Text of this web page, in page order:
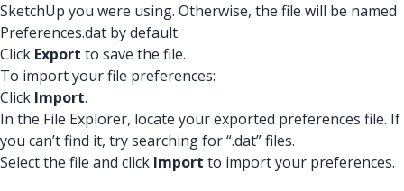
SketchUp you were using. Otherwise, the file will be named
Preferences.dat by default.
Click Export to save the file.
To import your file preferences:
Click Import.
In the File Explorer, locate your exported preferences file. If
you can’t find it, try searching for “.dat” files.
Select the file and click Import to import your preferences.